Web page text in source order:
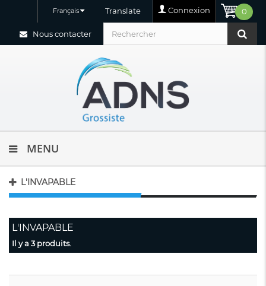
0
Connexion
Translate
Français
Nous contacter
MENU
L'INVAPABLE
L'INVAPABLE
Il y a 3 produits.